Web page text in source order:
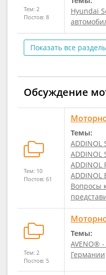
Тем: 2
Постов: 8
Hyundai
Показать все
Обсуждение
Тем: 10
Постов: 61
Темы:
ADDINOL
ADDINOL
ADDINOL
ADDINOL
Вопросы
Тем: 2
Постов: 5
Темы:
AVENO®
Германии